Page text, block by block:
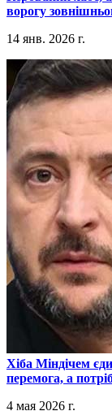
ворогу
14 янв. 2026 г.
​Хіба Міндічем
перемога, а
4 мая 2026 г.